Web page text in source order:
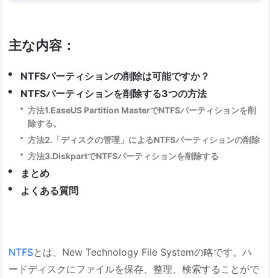
主な内容：
NTFSパーティションの削除は可能ですか？
NTFSパーティションを削除する3つの方法
方法1.EaseUS Partition MasterでNTFSパーティションを削
除する。
方法2.「ディスクの管理」によるNTFSパーティションの削除
方法3.DiskpartでNTFSパーティションを削除する
まとめ
よくある質問
NTFSとは、New Technology File Systemの略です。ハ
ードディスクにファイルを保存、整理、検索することがで